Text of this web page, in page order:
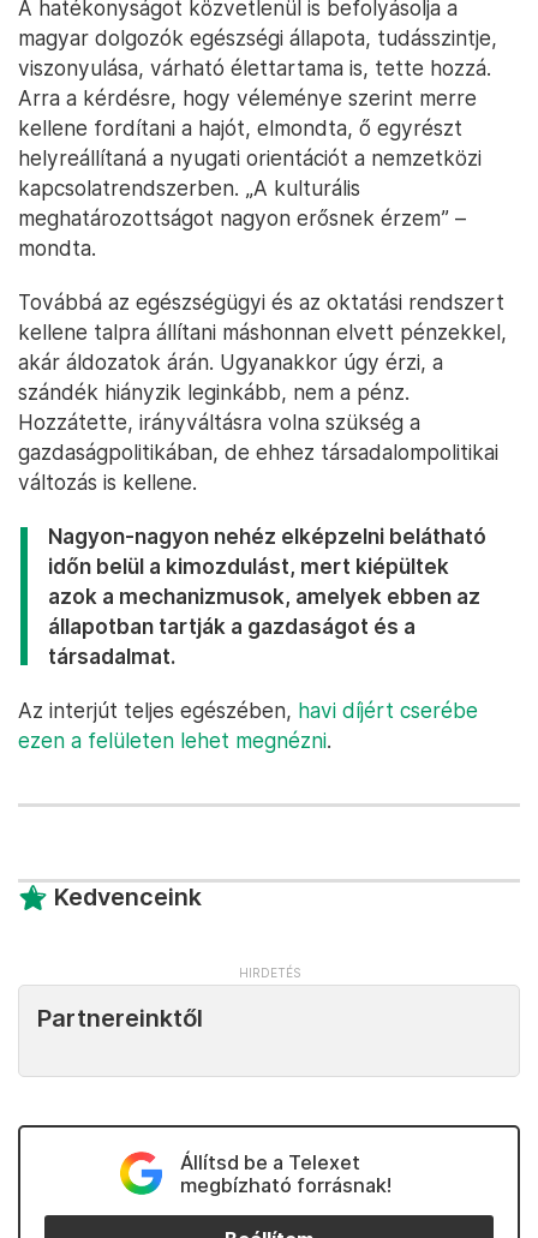
A hatékonyságot közvetlenül is befolyásolja a
magyar dolgozók egészségi állapota, tudásszintje,
viszonyulása, várható élettartama is, tette hozzá.
Arra a kérdésre, hogy véleménye szerint merre
kellene fordítani a hajót, elmondta, ő egyrészt
helyreállítaná a nyugati orientációt a nemzetközi
kapcsolatrendszerben. „A kulturális
meghatározottságot nagyon erősnek érzem” –
mondta.
Továbbá az egészségügyi és az oktatási rendszert
kellene talpra állítani máshonnan elvett pénzekkel,
akár áldozatok árán. Ugyanakkor úgy érzi, a
szándék hiányzik leginkább, nem a pénz.
Hozzátette, irányváltásra volna szükség a
gazdaságpolitikában, de ehhez társadalompolitikai
változás is kellene.
Nagyon-nagyon nehéz elképzelni belátható
időn belül a kimozdulást, mert kiépültek
azok a mechanizmusok, amelyek ebben az
állapotban tartják a gazdaságot és a
társadalmat.
Az interjút teljes egészében, havi díjért cserébe
ezen a felületen lehet megnézni.
Kedvenceink
Partnereinktől
Állítsd be a Telexet
megbízható forrásnak!